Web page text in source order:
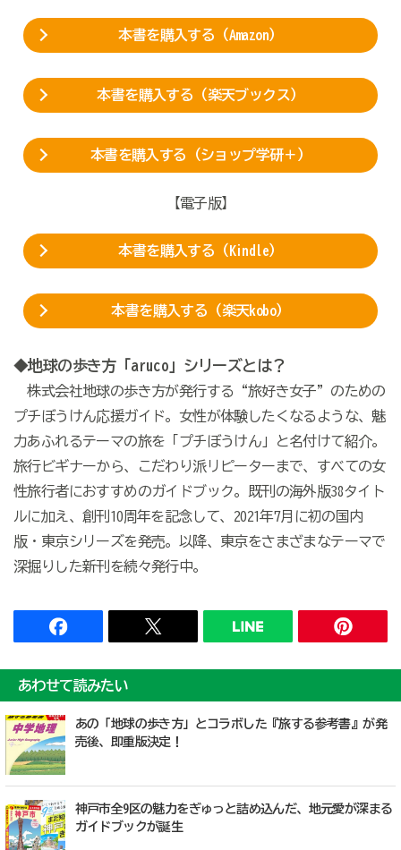
本書を購入する（Amazon）
本書を購入する（楽天ブックス）
本書を購入する（ショップ学研＋）
【電子版】
本書を購入する（Kindle）
本書を購入する（楽天kobo）
◆地球の歩き方「aruco」シリーズとは？
株式会社地球の歩き方が発行する“旅好き女子”のための
プチぼうけん応援ガイド。女性が体験したくなるような、魅
力あふれるテーマの旅を「プチぼうけん」と名付けて紹介。
旅行ビギナーから、こだわり派リピーターまで、すべての女
性旅行者におすすめのガイドブック。既刊の海外版38タイト
ルに加え、創刊10周年を記念して、2021年7月に初の国内
版・東京シリーズを発売。以降、東京をさまざまなテーマで
深掘りした新刊を続々発行中。
あわせて読みたい
あの「地球の歩き方」とコラボした『旅する参考書』が発
売後、即重版決定！
神戸市全9区の魅力をぎゅっと詰め込んだ、地元愛が深まる
ガイドブックが誕生